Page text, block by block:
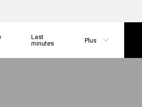
Last
minutes
Plus